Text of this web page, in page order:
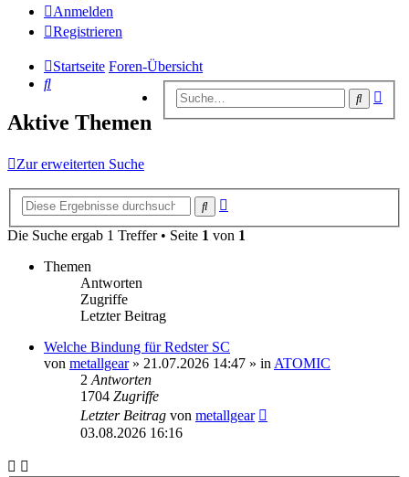
Anmelden
Registrieren
Startseite Foren-Übersicht
Suche
Suche
Aktive Themen
Zur erweiterten Suche
Suche
Die Suche ergab 1 Treffer • Seite 1 von 1
Themen
Antworten
Zugriffe
Letzter Beitrag
Welche Bindung für Redster SC
von metallgear» 21.07.2026 14:47 » in ATOMIC
2 Antworten
1704 Zugriffe
Letzter Beitrag von metallgear
03.08.2026 16:16